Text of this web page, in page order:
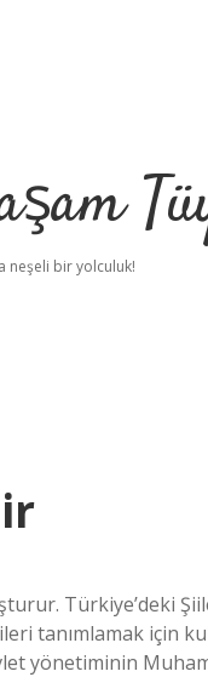
neşeli bir yolculuk!
Türkiye’deki
tanımlamak için